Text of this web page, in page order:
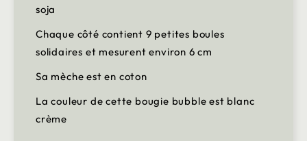
soja
Chaque côté contient 9 petites boules
solidaires et mesurent environ 6 cm
Sa mèche est en coton
La couleur de cette bougie bubble est blanc
crème